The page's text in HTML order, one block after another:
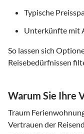
Typische
Unterkünfte mit
So lassen sich
Reisebedürfnissen
Warum Sie Ihre
Traum
Vertrauen der